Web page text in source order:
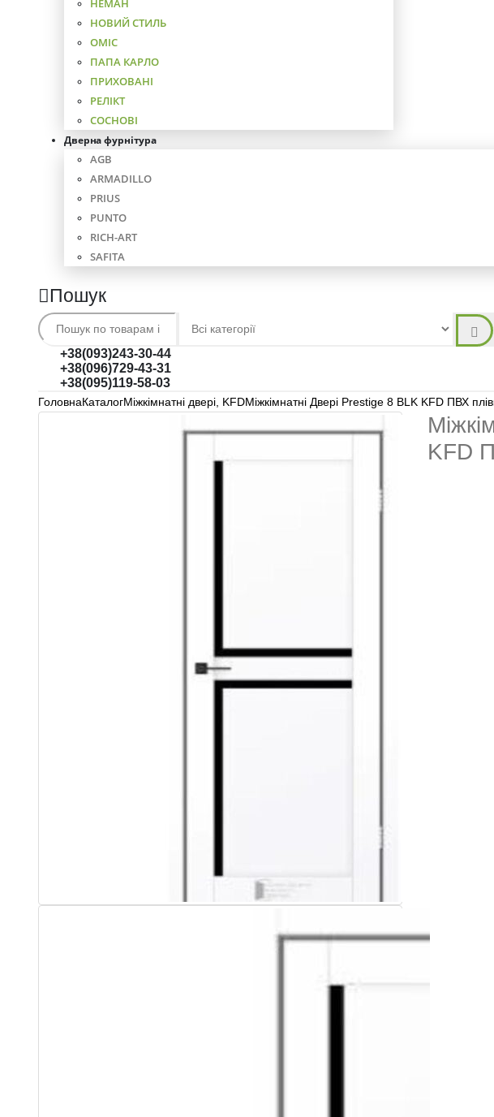
НЕМАН
НОВИЙ СТИЛЬ
ОМІС
ПАПА КАРЛО
ПРИХОВАНІ
РЕЛІКТ
СОСНОВІ
Дверна фурнітура
AGB
ARMADILLO
PRIUS
PUNTO
RICH-ART
SAFITA
Пошук
+38(093)243-30-44
+38(096)729-43-31
+38(095)119-58-03
ГоловнаКаталогМіжкімнатні двері KFDМіжкімнатні Двері Prestige 8 BLK KFD ПВХ
KFD